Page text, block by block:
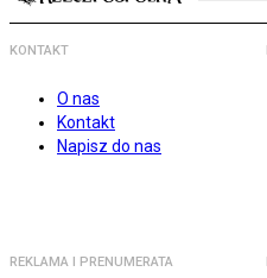
KONTAKT
O nas
Kontakt
Napisz do nas
REKLAMA I PRENUMERATA